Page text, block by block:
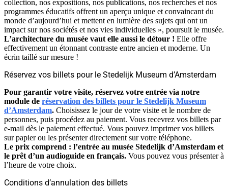
collection, nos expositions, nos publications, nos recherches et nos
programmes éducatifs offrent un aperçu unique et convaincant du
monde d’aujourd’hui et mettent en lumière des sujets qui ont un
impact sur nos sociétés et nos vies individuelles », poursuit le musée.
L’architecture du musée vaut elle aussi le détour ! Elle offre
effectivement un étonnant contraste entre ancien et moderne. Un
écrin taillé sur mesure !
Réservez vos billets pour le Stedelijk Museum d’Amsterdam
Pour garantir votre visite, réservez votre entrée via notre
module de réservation des billets pour le Stedelijk Museum
d’Amsterdam. Choisissez le jour de votre visite et le nombre de
personnes, puis procédez au paiement. Vous recevrez vos billets par
e-mail dès le paiement effectué. Vous pouvez imprimer vos billets
sur papier ou les présenter directement sur votre téléphone.
Le prix comprend : l’entrée au musée Stedelijk d’Amsterdam et
le prêt d’un audioguide en français. Vous pouvez vous présenter à
l’heure de votre choix.
Conditions d’annulation des billets